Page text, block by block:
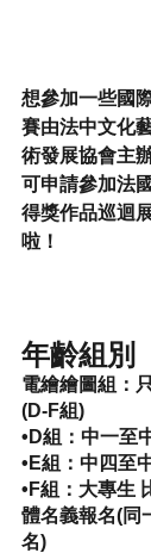
想參加一些國
賽由法中文化
術發展協會主
可申請參加法
得獎作品巡迴
啦！
年齡組別
電繪繪圖組​：
(D-F組)
•D組：中一至
•E組：中四至
•F組：大專生
體名義報名(同
名) ​